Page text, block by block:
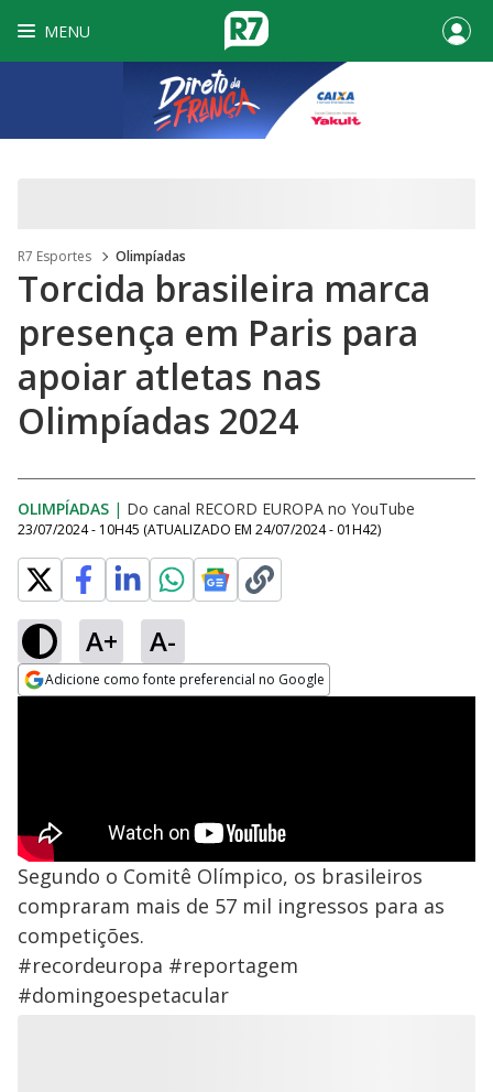
MENU
R7 Esportes Olimpíadas
Torcida brasileira marca
presença em Paris para
apoiar atletas nas
Olimpíadas 2024
OLIMPÍADAS | Do canal RECORD EUROPA no YouTube
23/07/2024 - 10H45 (ATUALIZADO EM 24/07/2024 - 01H42)
A+ A-
Adicione como fonte preferencial no Google
Segundo o Comitê Olímpico, os brasileiros
compraram mais de 57 mil ingressos para as
competições.
#recordeuropa #reportagem
#domingoespetacular